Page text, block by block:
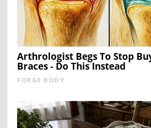
Arthrologist Begs To Stop
Braces - Do This Instead
FORGE BODY